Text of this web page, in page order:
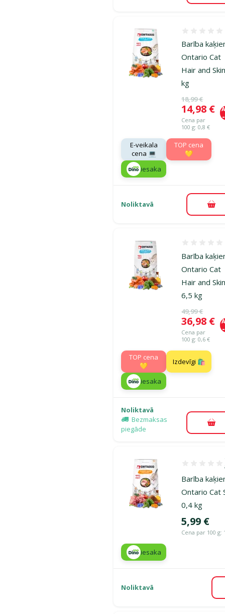
Barība
Ontario Cat
Hair and
kg
Oriģinālā
18,99 €
Cena
14,98 €
Cena par
100 g: 0,8 €
E-veikala
cena 💻
TOP cena
💛
iesaka
Noliktavā
Barība
Ontario Cat
Hair and
6,5 kg
Oriģinālā
49,99 €
Cena
36,98 €
Cena par
100 g: 0,6 €
TOP cena
💛
Izdevīgi 🛍️
iesaka
Noliktavā
Bezmaksas
piegāde
Barība
Ontario Cat
0,4 kg
Cena
5,99 €
Cena par 100 g:
iesaka
Noliktavā